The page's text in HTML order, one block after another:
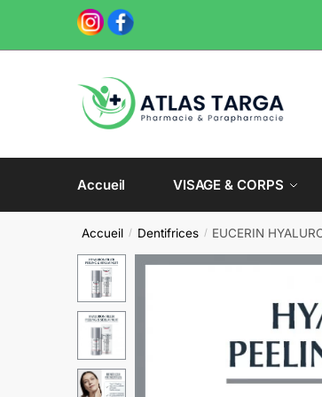
navigation
content
Accueil VISAGE & CORPS
Accueil / Dentifrices / EUCERIN